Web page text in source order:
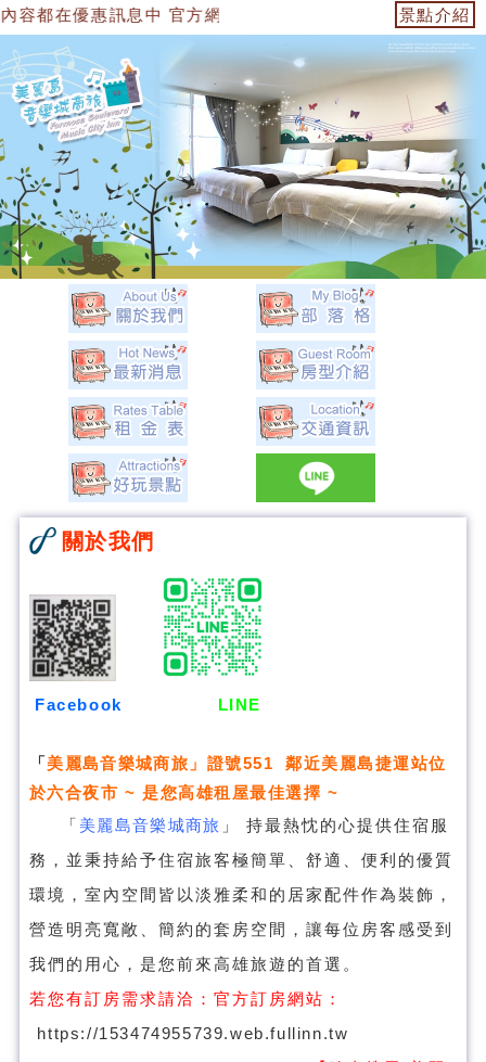
容都在優惠訊息中 官方網站：https:// 景點介紹
關於我們
Facebook LINE
「美麗島音樂城商旅 」證號551 鄰近美麗島捷運站位
於六合夜市 ~ 是您高雄租屋最佳選擇 ~
「 美麗島音樂城商旅 」 持最熱忱的心提供住宿服
務，並秉持給予住宿旅客極簡單、舒適、便利的優質
環境，室內空間皆以淡雅柔和的居家配件作為裝飾，
營造明亮寬敞、簡約的套房空間，讓每位房客感受到
我們的用心，是您前來高雄旅遊的首選。
若您有訂房需求請洽： 官方訂房網站：
https://153474955739.web.fullinn.tw